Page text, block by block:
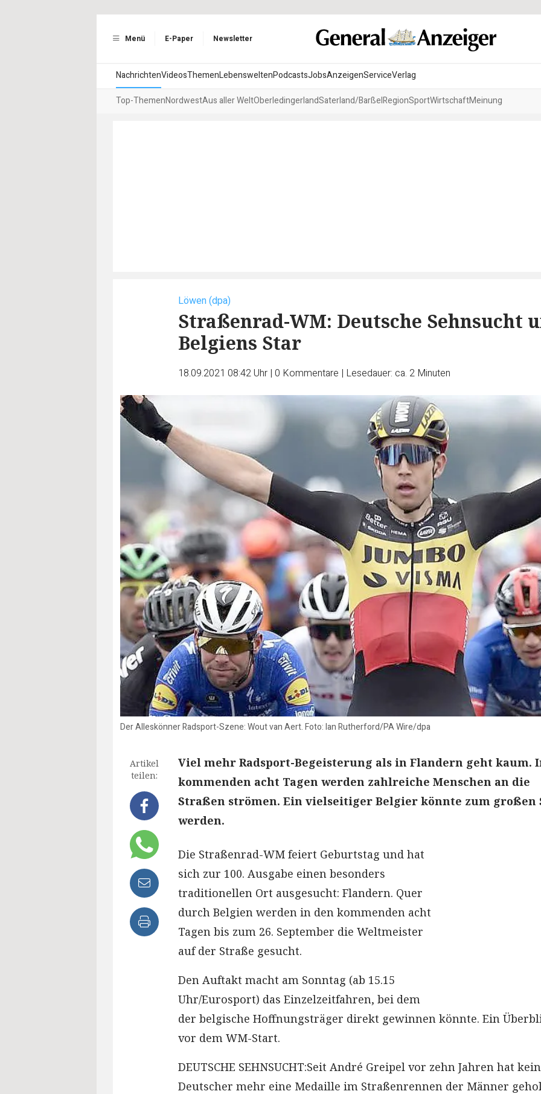
Menü E-Paper Newsletter
NachrichtenVideosThemenLebensweltenPodcastsJobsAnzeigenServiceVerlag
Top-ThemenNordwestAus aller WeltOberledingerlandSaterland/BarßelRegionSportWirtschaftMeinung
Löwen (dpa)
Straßenrad-WM: Deutsche Sehnsucht
Belgiens Star
18.09.2021 08:42 Uhr | 0 Kommentare | Lesedauer: ca. 2 Minuten
Der Alleskönner Radsport-Szene: Wout van Aert. Foto: Ian Rutherford/PA Wire/dpa
Artikel
teilen:
Viel mehr Radsport-Begeisterung als in Flandern geht kaum.
kommenden acht Tagen werden zahlreiche Menschen an die
Straßen strömen. Ein vielseitiger Belgier könnte zum großen
werden.
Die Straßenrad-WM feiert Geburtstag und hat
sich zur 100. Ausgabe einen besonders
traditionellen Ort ausgesucht: Flandern. Quer
durch Belgien werden in den kommenden acht
Tagen bis zum 26. September die Weltmeister
auf der Straße gesucht.
Den Auftakt macht am Sonntag (ab 15.15
Uhr/Eurosport) das Einzelzeitfahren, bei dem
der belgische Hoffnungsträger direkt gewinnen könnte. Ein
vor dem WM-Start.
DEUTSCHE SEHNSUCHT:Seit André Greipel vor zehn Jahren hat kein
Deutscher mehr eine Medaille im Straßenrennen der Männer